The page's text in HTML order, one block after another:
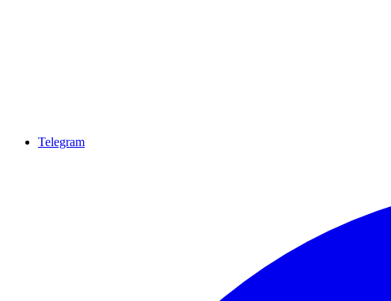
Telegram